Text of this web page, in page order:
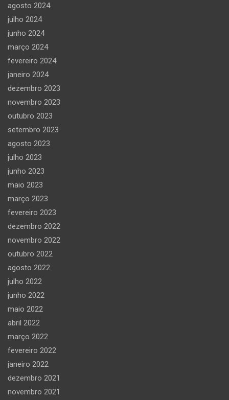
agosto 2024
julho 2024
junho 2024
março 2024
fevereiro 2024
janeiro 2024
dezembro 2023
novembro 2023
outubro 2023
setembro 2023
agosto 2023
julho 2023
junho 2023
maio 2023
março 2023
fevereiro 2023
dezembro 2022
novembro 2022
outubro 2022
agosto 2022
julho 2022
junho 2022
maio 2022
abril 2022
março 2022
fevereiro 2022
janeiro 2022
dezembro 2021
novembro 2021